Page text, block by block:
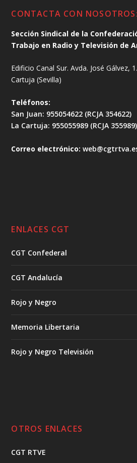
CONTACTA CON NOSOTROS:
Sección Sindical de la
Trabajo en Radio y Televisión de
Edificio Canal Sur. Avda. José Gálvez,
Cartuja (Sevilla)
Teléfonos:
San Juan: 955054622 (RCJA 354622)
La Cartuja: 955055989 (RCJA 355989)
Correo electrónico:
ENLACES CGT
CGT Confederal
CGT Andalucía
Rojo y Negro
Memoria Libertaria
Rojo y Negro Televisión
OTROS ENLACES
CGT RTVE